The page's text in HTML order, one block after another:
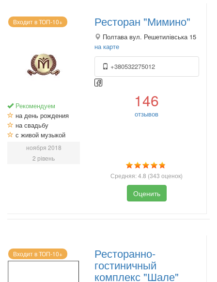
Входит в ТОП-10+
Рекомендуем
на день рождения
на свадьбу
с живой музыкой
ноября 2018
2 рівень
Ресторан "Мимино"
Полтава вул. Решетилівська 15
на карте
+380532275012
146
отзывов
Средняя:4.8 (343 оценок)
Оценить
Входит в ТОП-10+ Ресторанно-
гостиничный
комплекс "Шале"